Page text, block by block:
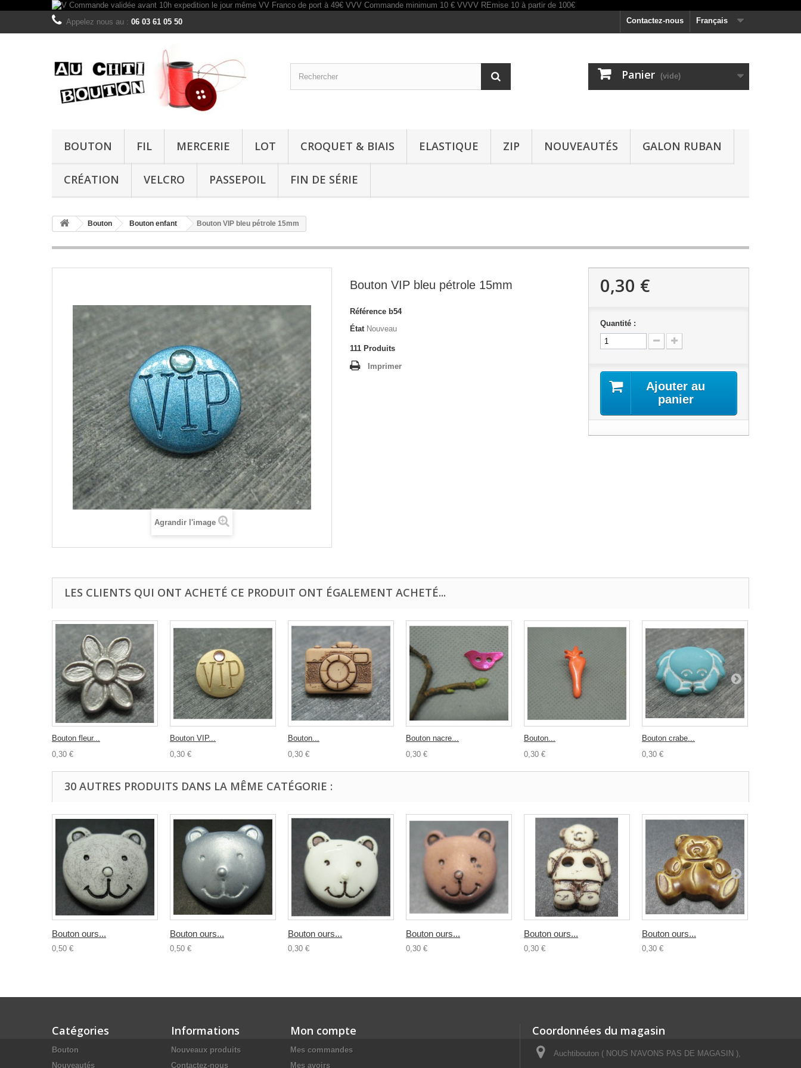
Français
Contactez-nous
Appelez nous au : 06 03 61 05 50
Panier (vide)
BOUTON FIL MERCERIE LOT CROQUET & BIAIS ELASTIQUE ZIP NOUVEAUTÉS GALON RUBAN
CRÉATION VELCRO PASSEPOIL FIN DE SÉRIE
Bouton Bouton enfant Bouton VIP bleu pétrole 15mm
Agrandir l'image
Bouton VIP bleu pétrole 15mm
Référence b54
État Nouveau
111 Produits
Imprimer
0,30 €
Quantité :
Ajouter au
panier
LES CLIENTS QUI ONT ACHETÉ CE PRODUIT ONT ÉGALEMENT ACHETÉ...
Bouton fleur...
0,30 €
Bouton VIP...
0,30 €
Bouton...
0,30 €
Bouton nacre...
0,30 €
Bouton...
0,30 €
Bouton crabe...
0,30 €
30 AUTRES PRODUITS DANS LA MÊME CATÉGORIE :
Bouton ours...
0,50 €
Bouton ours...
0,50 €
Bouton ours...
0,30 €
Bouton ours...
0,30 €
Bouton ours...
0,30 €
Bouton ours...
0,30 €
Catégories
Bouton
Nouveautés
Informations
Nouveaux produits
Contactez-nous
Mon compte
Mes commandes
Mes avoirs
Coordonnées du magasin
Auchtibouton ( NOUS N'AVONS PAS DE MAGASIN ),